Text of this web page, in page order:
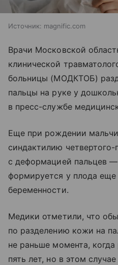
Источник: magnific.com
Врачи Московской
клинической
больницы (МОДКТОБ)
пальцы на руке у
в пресс-службе
Еще при рождении
синдактилию четвертого-
с деформацией пальцев
формируется у плода еще
беременности.
Медики отметили, что
по разделению кожи на
не раньше момента, когда
пять лет, но в этом